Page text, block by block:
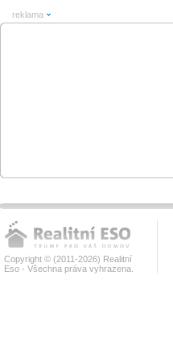
reklama
Copyright © (2011-2026) Realitní
Eso - Všechna práva vyhrazena.